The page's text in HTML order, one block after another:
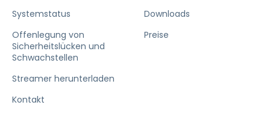
Systemstatus
Offenlegung von
Sicherheitslücken und
Schwachstellen
Streamer herunterladen
Kontakt
Downloads
Preise